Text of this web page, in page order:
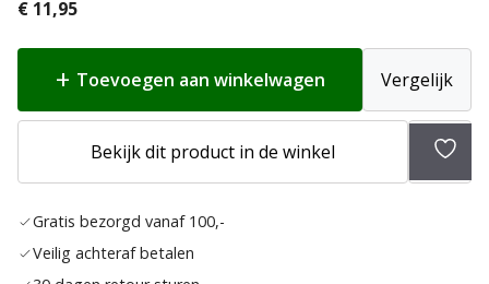
€ 11,95
Toevoegen aan winkelwagen Vergelijk
Bekijk dit product in de winkel
Gratis bezorgd vanaf 100,-
Veilig achteraf betalen